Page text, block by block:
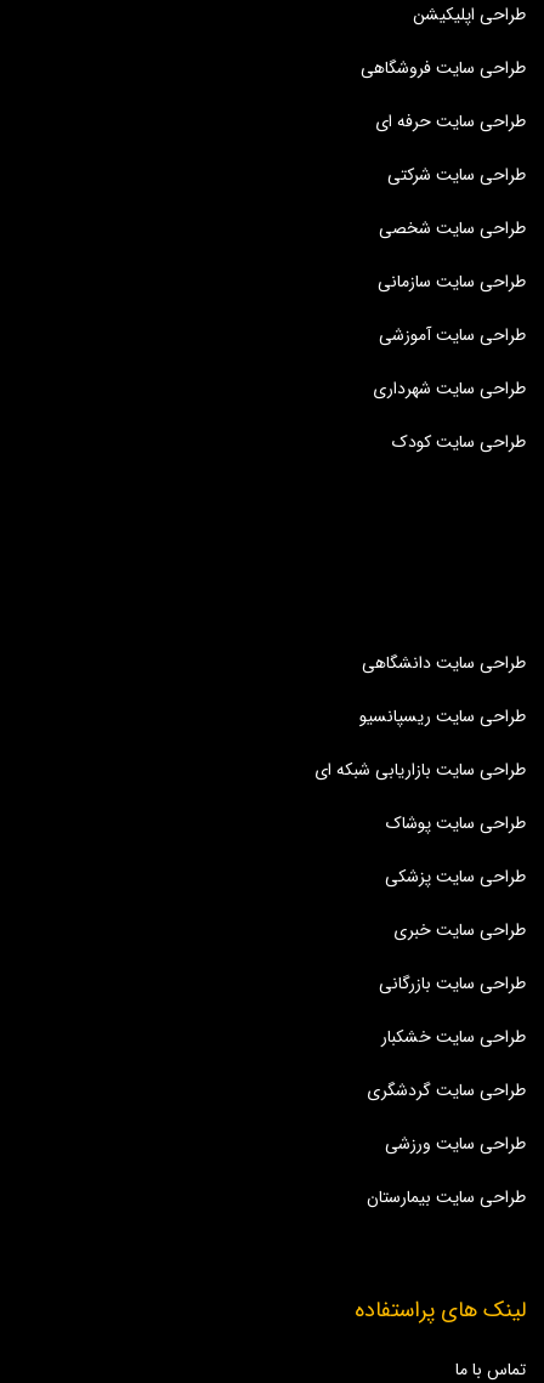
طراحی اپلیکیشن
طراحی سایت فروشگاهی
طراحی سایت حرفه ای
طراحی سایت شرکتی
طراحی سایت شخصی
طراحی سایت سازمانی
طراحی سایت آموزشی
طراحی سایت شهرداری
طراحی سایت کودک
طراحی سایت دانشگاهی
طراحی سایت ریسپانسیو
طراحی سایت بازاریابی شبکه ای
طراحی سایت پوشاک
طراحی سایت پزشکی
طراحی سایت خبری
طراحی سایت بازرگانی
طراحی سایت خشکبار
طراحی سایت گردشگری
طراحی سایت ورزشی
طراحی سایت بیمارستان
لینک های پراستفاده
تماس با ما